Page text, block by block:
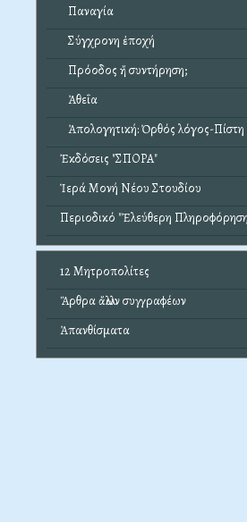
Παναγία
Σύγχρονη ἐποχή
Πρόοδος ἤ συντήρηση;
Ἀθεΐα
Ἀπολογητική: Ὀρθός λόγος-Πίστη
Ἐκδόσεις "ΣΠΟΡΑ"
Ἱερά Μονή Νέου Στουδίου
Περιοδικό "Ἐλεύθερη
12 Μητροπολίτες
Ἄρθρα ἄλλων συγγραφέων
Ἀπανθίσματα